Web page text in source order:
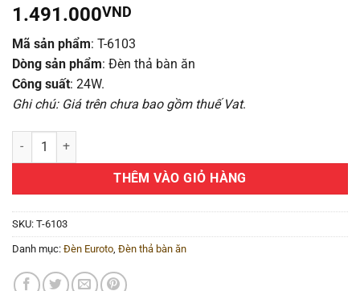
1.491.000VND
Mã sản phẩm: T-6103
Dòng sản phẩm: Đèn thả bàn ăn
Công suất: 24W.
Ghi chú: Giá trên chưa bao gồm thuế Vat.
Đèn thả bàn ăn T-6103 số lượng
THÊM VÀO GIỎ HÀNG
SKU: T-6103
Danh mục: Đèn Euroto Đèn thả bàn ăn